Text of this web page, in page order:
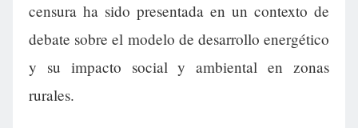
censura ha sido presentada en un contexto de
debate sobre el modelo de desarrollo energético
y su impacto social y ambiental en zonas
rurales.